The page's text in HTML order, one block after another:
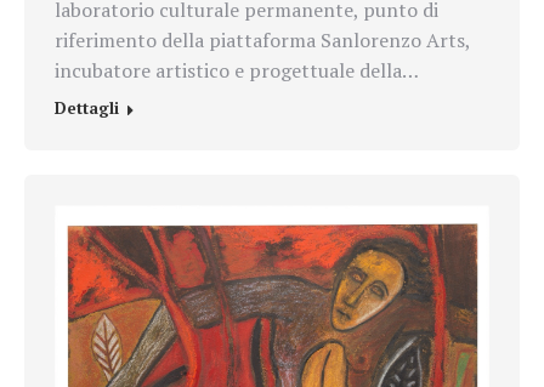
laboratorio culturale permanente, punto di
riferimento della piattaforma Sanlorenzo Arts,
incubatore artistico e progettuale della…
Dettagli